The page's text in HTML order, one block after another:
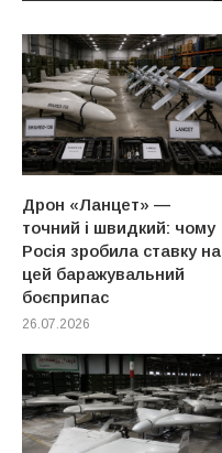
Дрон «Ланцет» —
точний і швидкий: чому
Росія зробила ставку на
цей баражувальний
боєприпас
26.07.2026